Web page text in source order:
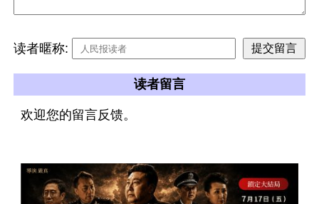
读者暱称:
读者留言
欢迎您的留言反馈。